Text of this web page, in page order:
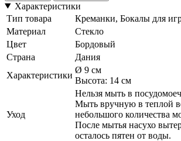
Характеристики
Тип товара
Креманки, Бокалы для
Материал
Стекло
Цвет
Бордовый
Страна
Дания
Характеристики
Ø 9 см
Высота: 14 см
Уход
Нельзя мыть в
Мыть вручную в теплой
небольшого количества
После мытья насухо
осталось пятен от воды.